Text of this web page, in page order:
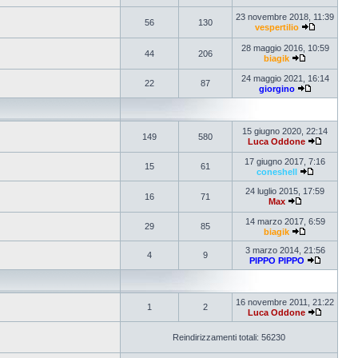
56 130
23 novembre 2018, 11:39
vespertilio
44 206
28 maggio 2016, 10:59
biagik
22 87
24 maggio 2021, 16:14
giorgino
149 580
15 giugno 2020, 22:14
Luca Oddone
15 61
17 giugno 2017, 7:16
coneshell
16 71
24 luglio 2015, 17:59
Max
29 85
14 marzo 2017, 6:59
biagik
4 9
3 marzo 2014, 21:56
PIPPO PIPPO
1 2
16 novembre 2011, 21:22
Luca Oddone
Reindirizzamenti totali: 56230